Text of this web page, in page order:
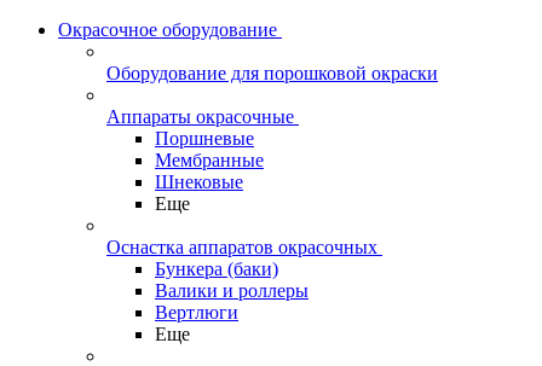
Окрасочное оборудование
Оборудование для порошковой окраски
Аппараты окрасочные
Поршневые
Мембранные
Шнековые
Еще
Оснастка аппаратов окрасочных
Бункера (баки)
Валики и роллеры
Вертлюги
Еще